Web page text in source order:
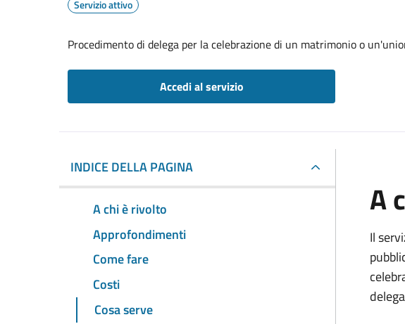
Servizio attivo
Procedimento di delega per la celebrazione di un matrimonio o
Accedi al servizio
INDICE DELLA PAGINA
A chi è rivolto
Approfondimenti
Come fare
Costi
Cosa serve
A
Il